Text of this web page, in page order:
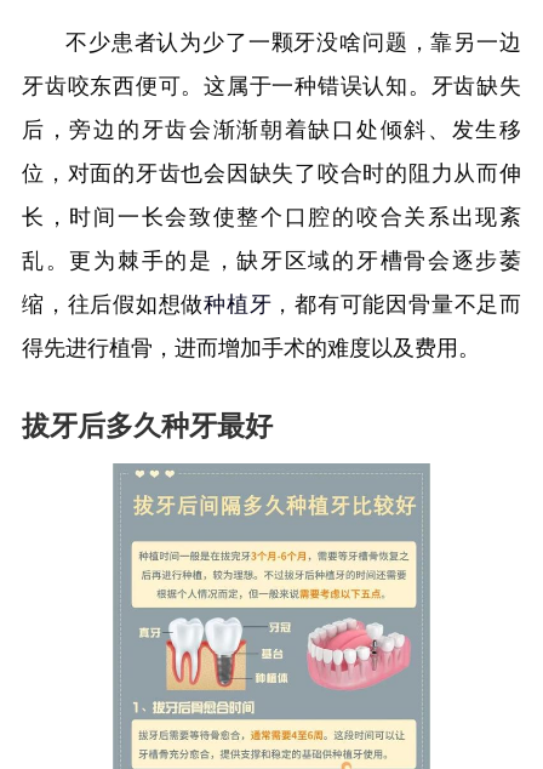
不少患者认为少了一颗牙没啥问题，靠另一边
牙齿咬东西便可。这属于一种错误认知。牙齿缺失
后，旁边的牙齿会渐渐朝着缺口处倾斜、发生移
位，对面的牙齿也会因缺失了咬合时的阻力从而伸
长，时间一长会致使整个口腔的咬合关系出现紊
乱。更为棘手的是，缺牙区域的牙槽骨会逐步萎
缩，往后假如想做种植牙 ，都有可能因骨量不足而
得先进行植骨，进而增加手术的难度以及费用。
拔牙后多久种牙最好